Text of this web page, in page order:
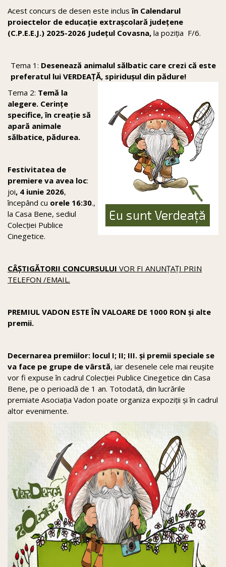
Acest concurs de desen este inclusîn Calendarul
proiectelor de educație extrașcolară judeţene
(C.P.E.E.J.) 2025-2026 Judeţul Covasna, la poziția F/6.
Tema 1: Desenează animalul sălbatic care crezi că este
preferatul lui VERDEAȚĂ, spiridușul din pădure!
Tema 2: Temă la
alegere. Cerințe
specifice, în creație să
apară animale
sălbatice, pădurea.
Festivitatea de
premiere va avea loc:
joi, 4 iunie 2026,
începând cu orele 16:30.,
la Casa Bene, sediul
Colecției Publice
Cinegetice.
CÂȘTIGĂTORII CONCURSULUI VOR FI ANUNȚAȚI PRIN
TELEFON /EMAIL.
PREMIUL VADON ESTE ÎN VALOARE DE 1000 RON și alte
premii.
Decernarea premiilor: locul I; II; III. și premii speciale se
va face pe grupe de vârstă, iar desenele cele mai reușite
vor fi expuse în cadrul Colecţiei Publice Cinegetice din Casa
Bene, pe o perioadă de 1 an. Totodată, din lucrările
premiate Asociaţia Vadon poate organiza expoziţii şi în cadrul
altor evenimente.